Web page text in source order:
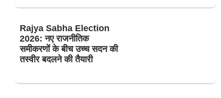
Rajya Sabha Election
2026: नए राजनीतिक
समीकरणों के बीच उच्च सदन की
तस्वीर बदलने की तैयारी